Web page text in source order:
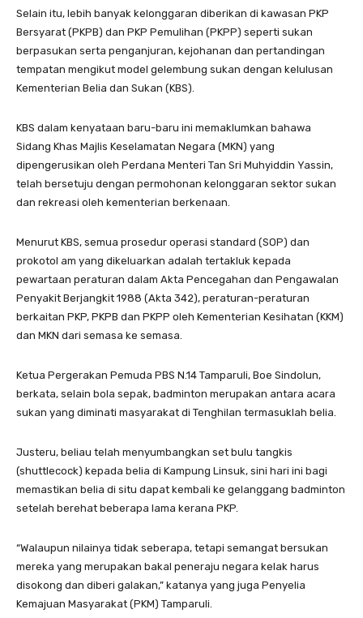
Selain itu, lebih banyak kelonggaran diberikan di kawasan PKP
Bersyarat (PKPB) dan PKP Pemulihan (PKPP) seperti sukan
berpasukan serta penganjuran, kejohanan dan pertandingan
tempatan mengikut model gelembung sukan dengan kelulusan
Kementerian Belia dan Sukan (KBS).
KBS dalam kenyataan baru-baru ini memaklumkan bahawa
Sidang Khas Majlis Keselamatan Negara (MKN) yang
dipengerusikan oleh Perdana Menteri Tan Sri Muhyiddin Yassin,
telah bersetuju dengan permohonan kelonggaran sektor sukan
dan rekreasi oleh kementerian berkenaan.
Menurut KBS, semua prosedur operasi standard (SOP) dan
prokotol am yang dikeluarkan adalah tertakluk kepada
pewartaan peraturan dalam Akta Pencegahan dan Pengawalan
Penyakit Berjangkit 1988 (Akta 342), peraturan-peraturan
berkaitan PKP, PKPB dan PKPP oleh Kementerian Kesihatan (KKM)
dan MKN dari semasa ke semasa.
Ketua Pergerakan Pemuda PBS N.14 Tamparuli, Boe Sindolun,
berkata, selain bola sepak, badminton merupakan antara acara
sukan yang diminati masyarakat di Tenghilan termasuklah belia.
Justeru, beliau telah menyumbangkan set bulu tangkis
(shuttlecock) kepada belia di Kampung Linsuk, sini hari ini bagi
memastikan belia di situ dapat kembali ke gelanggang badminton
setelah berehat beberapa lama kerana PKP.
“Walaupun nilainya tidak seberapa, tetapi semangat bersukan
mereka yang merupakan bakal peneraju negara kelak harus
disokong dan diberi galakan,” katanya yang juga Penyelia
Kemajuan Masyarakat (PKM) Tamparuli.